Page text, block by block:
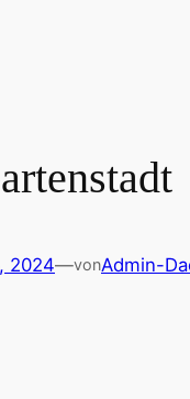
2024—vonAdmin-